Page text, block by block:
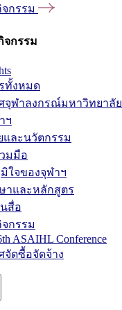
กรรม
จกรรม
ทั้งหมด
จุฬาลงกรณ์มหาวิทยาลัย
ฯ
และนวัตกรรม
มมือ
ใจของจุฬาฯ
าและหลักสูตร
สื่อ
กรรม
ASAIHL Conference
จัดซื้อจัดจ้าง